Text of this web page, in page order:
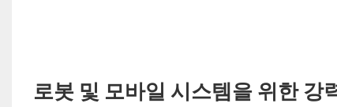
로봇 및 모바일 시스템을 위한 강